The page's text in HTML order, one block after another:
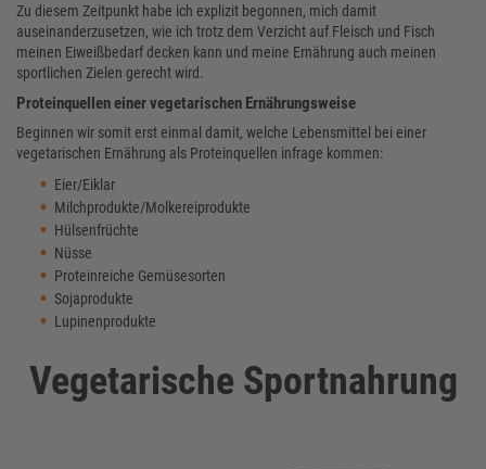
Zu diesem Zeitpunkt habe ich explizit begonnen, mich damit
auseinanderzusetzen, wie ich trotz dem Verzicht auf Fleisch und Fisch
meinen Eiweißbedarf decken kann und meine Ernährung auch meinen
sportlichen Zielen gerecht wird.
Proteinquellen einer vegetarischen Ernährungsweise
Beginnen wir somit erst einmal damit, welche Lebensmittel bei einer
vegetarischen Ernährung als Proteinquellen infrage kommen:
Eier/Eiklar
Milchprodukte/Molkereiprodukte
Hülsenfrüchte
Nüsse
Proteinreiche Gemüsesorten
Sojaprodukte
Lupinenprodukte
Vegetarische Sportnahrung